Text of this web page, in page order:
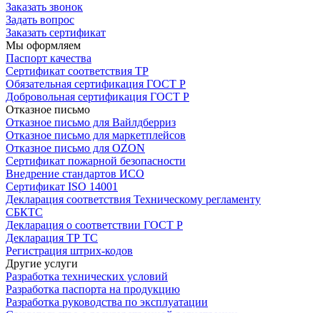
Заказать звонок
Задать вопрос
Заказать сертификат
Мы оформляем
Паспорт качества
Сертификат соответствия ТР
Обязательная сертификация ГОСТ Р
Добровольная сертификация ГОСТ Р
Отказное письмо
Отказное письмо для Вайлдберриз
Отказное письмо для маркетплейсов
Отказное письмо для OZON
Сертификат пожарной безопасности
Внедрение стандартов ИСО
Сертификат ISO 14001
Декларация соответствия Техническому регламенту
СБКТС
Декларация о соответствии ГОСТ Р
Декларация ТР ТС
Регистрация штрих-кодов
Другие услуги
Разработка технических условий
Разработка паспорта на продукцию
Разработка руководства по эксплуатации